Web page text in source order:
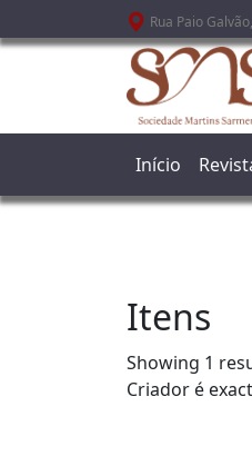
Passar para o conteúdo
Rua Paio
Início
Itens
Showing 1
Criador é